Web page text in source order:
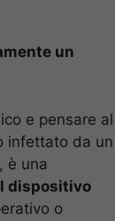
un
e pensare al
infettato da un
è una
dispositivo
o